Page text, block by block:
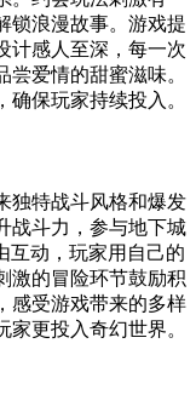
锁浪漫故事。游戏提
计感人至深，每一次
爱情的甜蜜滋味。
保玩家持续投入。
独特战斗风格和爆发
战斗力，参与地下城
互动，玩家用自己的
激的冒险环节鼓励积
感受游戏带来的多样
更投入奇幻世界。